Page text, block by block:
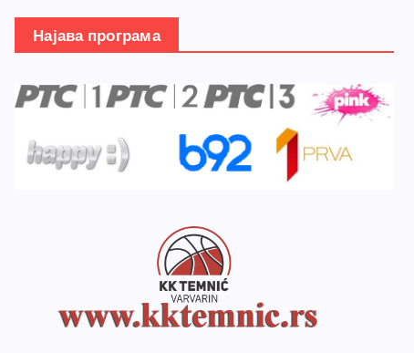
Најава програма